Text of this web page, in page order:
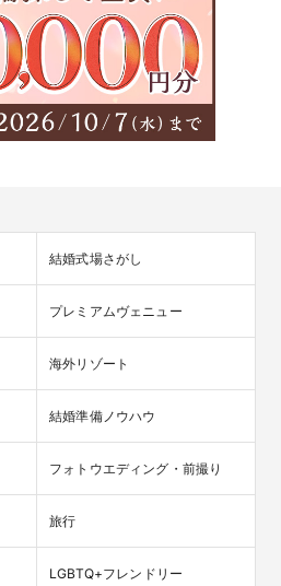
結婚式場さがし
プレミアムヴェニュー
海外リゾート
結婚準備ノウハウ
フォトウエディング・前撮り
旅行
LGBTQ+フレンドリー